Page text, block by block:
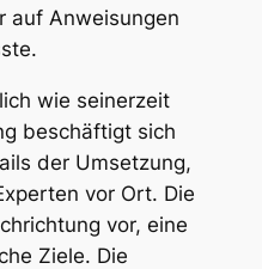
auf Anweisungen
wie seinerzeit
beschäftigt sich
der Umsetzung,
vor Ort. Die
vor, eine
Ziele. Die